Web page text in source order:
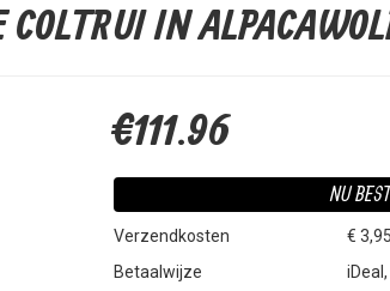
IN
€111.96
NU
Verzendkosten
€ 3,95
Betaalwijze